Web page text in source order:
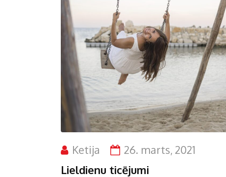
Ketija 26. marts, 2021
Lieldienu ticējumi